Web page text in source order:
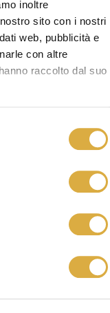
inoltre
sito con i nostri
web, pubblicità e
con altre
raccolto dal suo